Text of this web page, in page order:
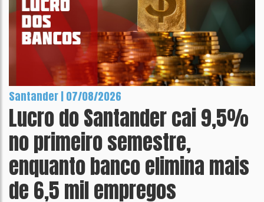
Santander | 07/08/2026
Lucro do Santander cai 9,5%
no primeiro semestre,
enquanto banco elimina mais
de 6,5 mil empregos